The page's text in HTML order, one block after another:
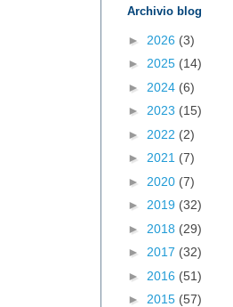
Archivio blog
► 2026 (3)
► 2025 (14)
► 2024 (6)
► 2023 (15)
► 2022 (2)
► 2021 (7)
► 2020 (7)
► 2019 (32)
► 2018 (29)
► 2017 (32)
► 2016 (51)
► 2015 (57)